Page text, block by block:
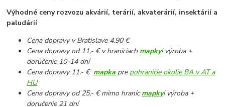
Výhodné ceny rozvozu akvárií, terárií, akvaterárií, insektárií a
paludárií
Cena dopravy v Bratislave 4.90 €
Cena dopravy od 11,- € v hraniciach mapky! výroba +
doručenie 10-14 dní
Cena dopravy 11.- € mapka pre pohraničie okolie BA v AT a
HU
Cena dopravy od 25,- € mimo hranícmapky! výroba +
doručenie 21 dní